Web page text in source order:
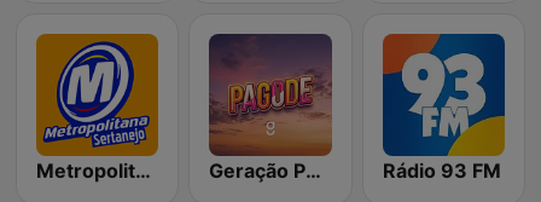
Metropolitana Sertanejo Geração Pagode Rádio 93 FM